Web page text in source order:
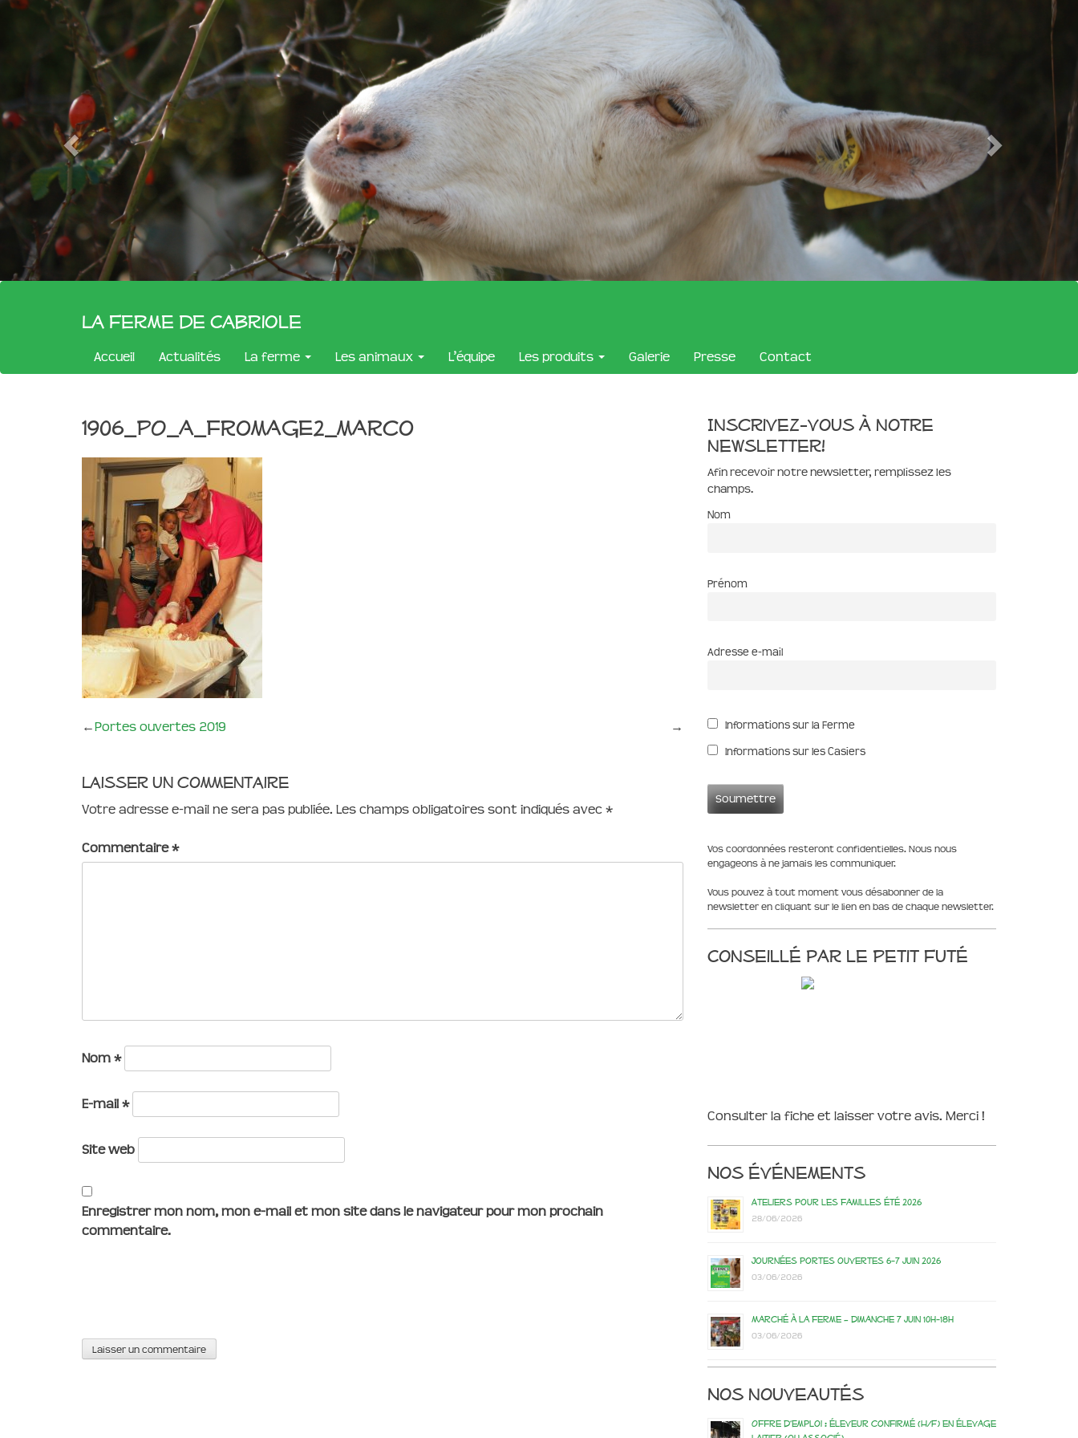
La Ferme de Cabriole
Accueil Actualités La ferme Les animaux L’équipe Les produits Galerie Presse Contact
1906_PO_a_fromage2_marco
←Portes ouvertes 2019 →
Laisser un commentaire
Votre adresse e-mail ne sera pas publiée. Les champs obligatoires sont indiqués avec *
Commentaire*
Nom *
E-mail *
Site web
Enregistrer mon nom, mon e-mail et mon site dans le navigateur pour mon prochain
commentaire.
Inscrivez-vous à notre
newsletter!
Afin recevoir notre newsletter, remplissez les
champs.
Nom
Prénom
Adresse e-mail
Informations sur la Ferme
Informations sur les Casiers
Vos coordonnées resteront confidentielles. Nous nous
engageons à ne jamais les communiquer.
Vous pouvez à tout moment vous désabonner de la
newsletter en cliquant sur le lien en bas de chaque newsletter.
Conseillé par le Petit Futé
Consulter la fiche et laisser votre avis. Merci !
Nos événements
Ateliers pour les familles été 2026
28/06/2026
Journées portes ouvertes 6-7 juin 2026
03/06/2026
Marché à la ferme – dimanche 7 juin 10h-18h
03/06/2026
Nos nouveautés
Offre d’emploi : éleveur confirmé (H/F) en élevage